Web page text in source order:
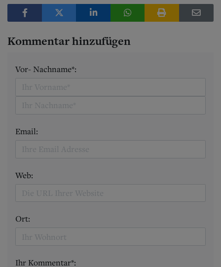
Kommentar hinzufügen
Vor- Nachname*:
Email:
Web:
Ort:
Ihr Kommentar*: